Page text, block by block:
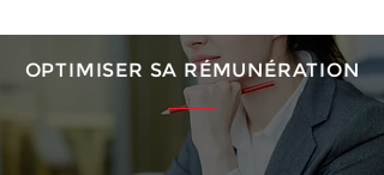
OPTIMISER SA RÉMUNÉRATION